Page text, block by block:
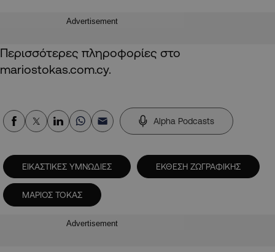
Advertisement
Περισσότερες πληροφορίες στο
mariostokas.com.cy.
Alpha Podcasts
ΕΙΚΑΣΤΙΚΕΣ ΥΜΝΩΔΙΕΣ ΕΚΘΕΣΗ ΖΩΓΡΑΦΙΚΗΣ
ΜΑΡΙΟΣ ΤΟΚΑΣ
Advertisement